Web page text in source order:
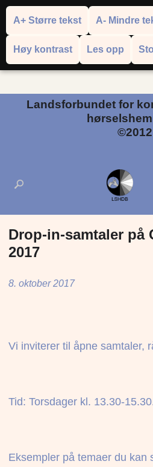
A+ Større tekst A- Mindre
Høy kontrast Les opp
Landsforbundet for
©2012
Drop-in-samtaler på
2017
8. oktober 2017
Vi inviterer til åpne samtaler,
Tid: Torsdager kl. 13.30-
Eksempler på temaer du kan
Powered by